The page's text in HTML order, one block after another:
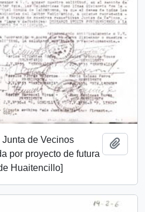
Junta de Vecinos
por proyecto de futura
Huaitencillo]